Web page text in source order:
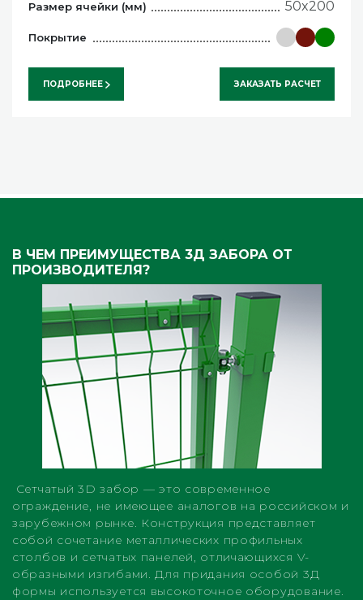
Размер ячейки (мм) 50x200
Покрытие
ПОДРОБНЕЕ ЗАКАЗАТЬ РАСЧЕТ
В ЧЕМ ПРЕИМУЩЕСТВА 3Д ЗАБОРА ОТ
ПРОИЗВОДИТЕЛЯ?
Сетчатый 3D забор — это современное
ограждение, не имеющее аналогов на российском и
зарубежном рынке. Конструкция представляет
собой сочетание металлических профильных
столбов и сетчатых панелей, отличающихся V-
образными изгибами. Для придания особой 3Д
формы используется высокоточное оборудование.